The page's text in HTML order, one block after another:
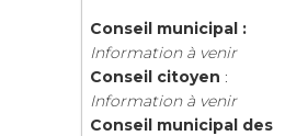
Conseil municipal :
Information à venir
Conseil citoyen :
Information à venir
Conseil municipal des